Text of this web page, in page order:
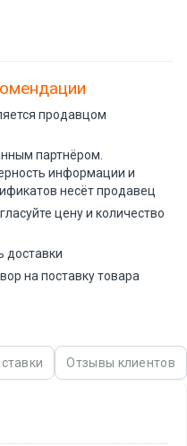
продавцом
партнёром.
информации и
несёт продавец
цену и количество
доставки
на поставку товара
Отзывы клиентов